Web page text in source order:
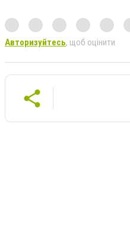
Авторизуйтесь, щоб оцінити